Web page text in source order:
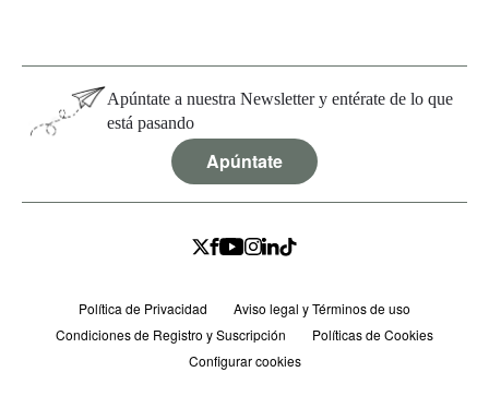
Apúntate a nuestra Newsletter y entérate de lo que
está pasando
Apúntate
Política de Privacidad
Aviso legal y Términos de uso
Condiciones de Registro y Suscripción
Políticas de Cookies
Configurar cookies